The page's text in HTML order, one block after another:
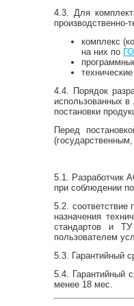
4.3. Для
производственно-
комплекс
на них по
4.4. Порядок
использованных
постановки
Перед
5.1. Разработчик
при соблюдении
5.2. соответствие
назначения
стандартов и
пользователем
5.3. Гарантийный
5.4. Гарантийный
менее 18 мес.